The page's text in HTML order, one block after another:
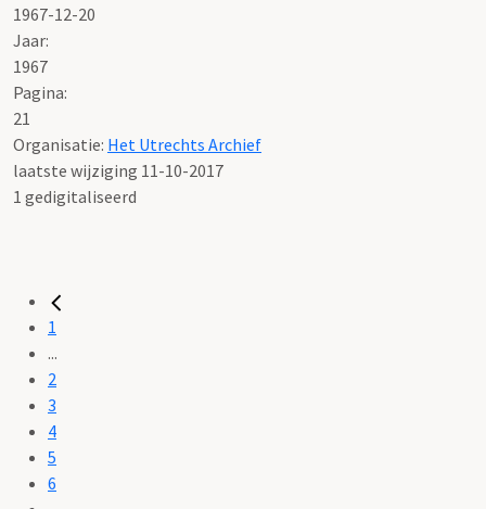
1967-12-20
Jaar:
1967
Pagina:
21
Organisatie: Het Utrechts Archief
laatste wijziging 11-10-2017
1 gedigitaliseerd
1
...
2
3
4
5
6